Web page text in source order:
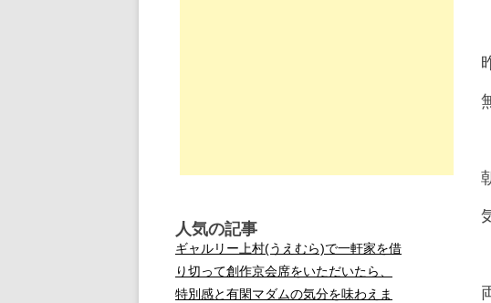
人気の記事
ギャルリー上村(うえむら)で一軒家を借
り切って創作京会席をいただいたら、
特別感と有閑マダムの気分を味わえま